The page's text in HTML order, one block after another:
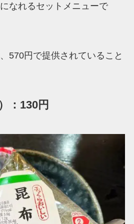
なれるセットメニューで
570円で提供されていること
：130円